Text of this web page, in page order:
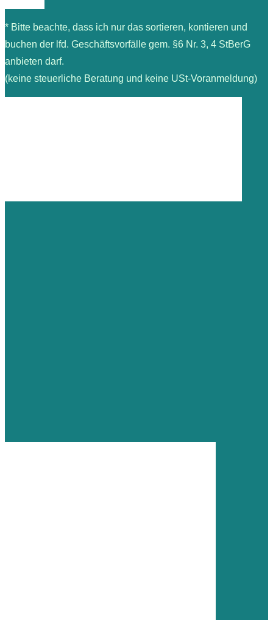
* Bitte beachte, dass ich nur das sortieren, kontieren und
buchen der lfd. Geschäftsvorfälle gem. §6 Nr. 3, 4 StBerG
anbieten darf.
(keine steuerliche Beratung und keine USt-Voranmeldung)